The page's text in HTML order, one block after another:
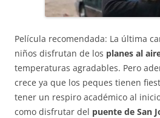
Película recomendada: La última
niños disfrutan de los planes al
temperaturas agradables. Pero
crece ya que los peques tienen
tener un respiro académico al
como disfrutar del puente de San